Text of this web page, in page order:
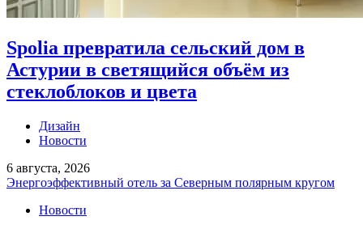
Spolia превратила сельский дом в
Астурии в светящийся объём из
стеклоблоков и цвета
Дизайн
Новости
6 августа, 2026
Энергоэффективный отель за Северным полярным кругом
Новости